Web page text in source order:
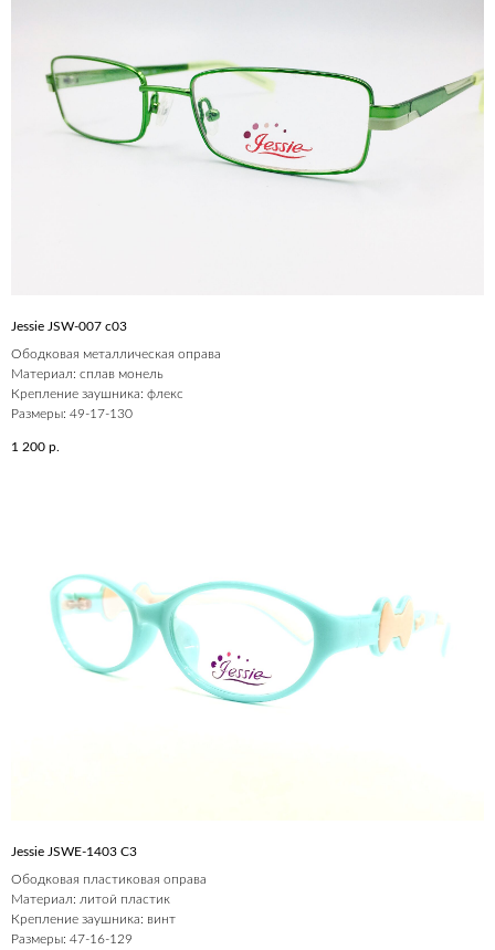
Jessie JSW-007 c03
Ободковая металлическая оправа
Материал: сплав монель
Крепление заушника: флекс
Размеры: 49-17-130
1 200 р.
Jessie JSWE-1403 С3
Ободковая пластиковая оправа
Материал: литой пластик
Крепление заушника: винт
Размеры: 47-16-129